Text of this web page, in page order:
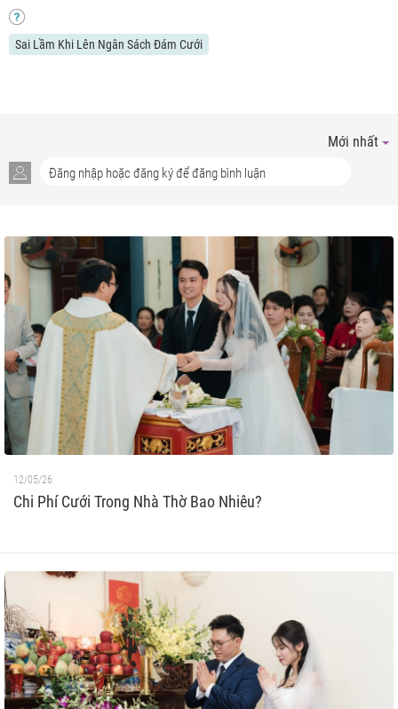
Sai Lầm Khi Lên Ngân Sách Đám Cưới
Mới nhất
12/05/26
Chi Phí Cưới Trong Nhà Thờ Bao Nhiêu?